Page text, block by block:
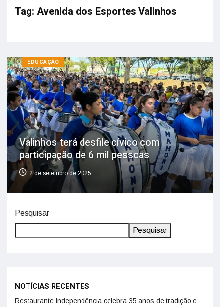
Tag: Avenida dos Esportes Valinhos
EDUCAÇÃO
Valinhos terá desfile cívico com
participação de 6 mil pessoas
2 de setembro de 2025
Pesquisar
Pesquisar
NOTÍCIAS RECENTES
Restaurante Independência celebra 35 anos de tradição e